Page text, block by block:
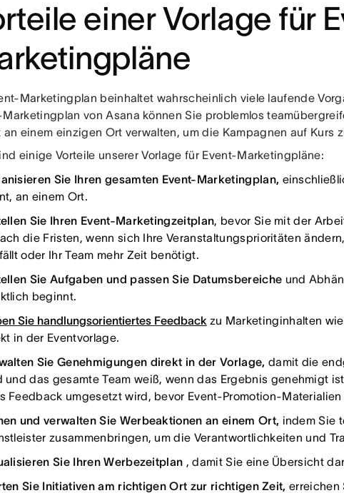
einer Vorlage für
Marketingplan beinhaltet wahrscheinlich viele laufende
Marketingplan von Asana können Sie problemlos
an einem einzigen Ort verwalten, um die Kampagnen auf Kurs
einige Vorteile unserer Vorlage für Event-Marketingpläne:
Sie Ihren gesamten Event-Marketingplan,
an einem Ort.
Sie Ihren Event-Marketingzeitplan, bevor Sie mit der
die Fristen, wenn sich Ihre Veranstaltungsprioritäten
oder Ihr Team mehr Zeit benötigt.
Sie Aufgaben und passen Sie Datumsbereiche und
beginnt.
Sie handlungsorientiertes Feedback zu Marketinginhalten
in der Eventvorlage.
Sie Genehmigungen direkt in der Vorlage, damit die
und das gesamte Team weiß, wenn das Ergebnis genehmigt
Feedback umgesetzt wird, bevor Event-Promotion-
und verwalten Sie Werbeaktionen an einem Ort, indem Sie
zusammenbringen, um die Verantwortlichkeiten und
Sie Ihren Werbezeitplan , damit Sie eine Übersicht
Sie Initiativen am richtigen Ort zur richtigen Zeit,erreichen